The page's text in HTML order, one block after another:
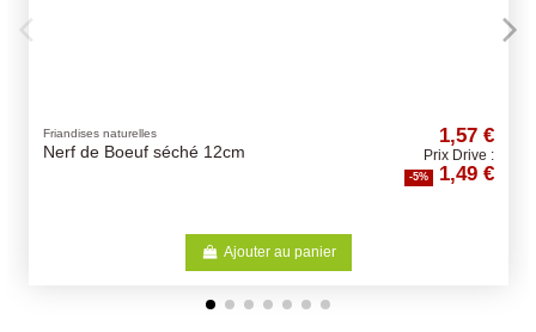
Prix Drive :
Os Buffle Pressé -
Différentes Tailles - Os pour